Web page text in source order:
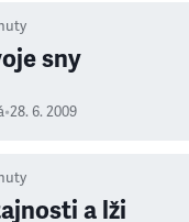
sny
•28. 6. 2009
a lži